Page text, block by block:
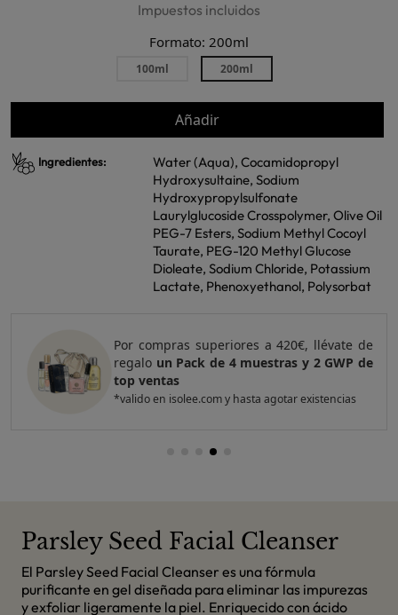
Impuestos incluidos
Formato: 200ml
100ml 200ml
Añadir
Ingredientes:
Water (Aqua), Cocamidopropyl
Hydroxysultaine, Sodium
Hydroxypropylsulfonate
Laurylglucoside Crosspolymer, Olive Oil
PEG-7 Esters, Sodium Methyl Cocoyl
Taurate, PEG-120 Methyl Glucose
Dioleate, Sodium Chloride, Potassium
Lactate, Phenoxyethanol, Polysorbat
Por compras superiores a 420€, llévate de
regalo un Pack de 4 muestras y 2 GWP de
top ventas
*valido en isolee.com y hasta agotar existencias
Parsley Seed Facial Cleanser
El Parsley Seed Facial Cleanser es una fórmula
purificante en gel diseñada para eliminar las impurezas
y exfoliar ligeramente la piel. Enriquecido con ácido